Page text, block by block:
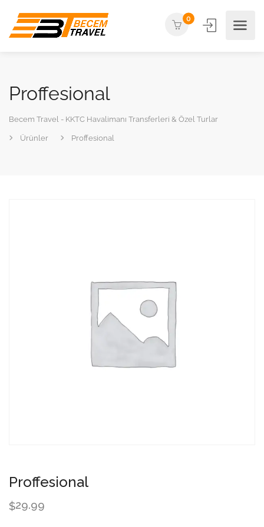
0
Proffesional
Becem Travel - KKTC Havalimanı Transferleri & Özel Turlar
Ürünler Proffesional
Proffesional
$29.99